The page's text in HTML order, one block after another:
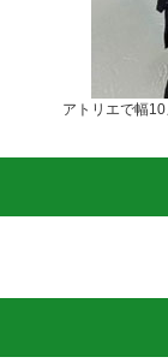
アトリエで幅